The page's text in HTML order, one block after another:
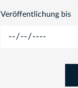
Veröffentlichung bis